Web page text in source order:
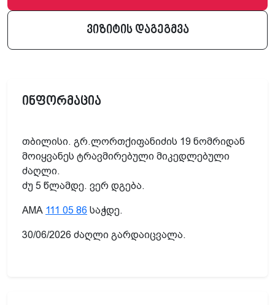
ვიზიტის დაგეგმვა
ინფორმაცია
თბილისი. გრ.ლორთქიფანიძის 19 ნომრიდან
მოიყვანეს ტრავმირებული მიკედლებული
ძაღლი.
ძუ 5 წლამდე. ვერ დგება.
AMA 111 05 86 საჭდე.
30/06/2026 ძაღლი გარდაიცვალა.